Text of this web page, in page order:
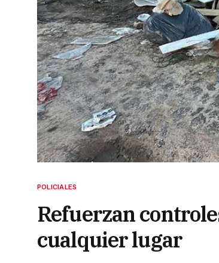
POLICIALES
Refuerzan
cualquier lugar